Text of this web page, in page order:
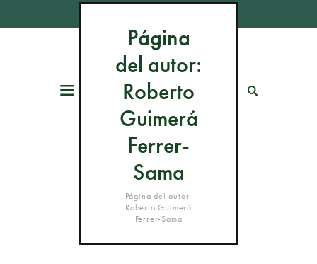
Página
del autor:
Roberto
Guimerá
Ferrer-
Sama
Página del autor:
Roberto Guimerá
Ferrer-Sama